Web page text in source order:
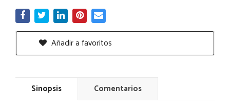
Añadir a favoritos
Sinopsis Comentarios